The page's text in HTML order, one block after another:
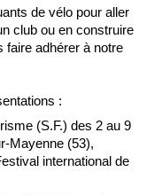
de vélo pour aller
club ou en construire
faire adhérer à notre
:
(S.F.) des 2 au 9
Mayenne (53),
international de